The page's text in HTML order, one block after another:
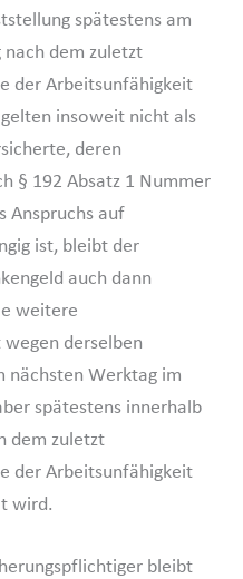
spätestens am
dem zuletzt
der Arbeitsunfähigkeit
insoweit nicht als
deren
§ 192 Absatz 1 Nummer
Anspruchs auf
ist, bleibt der
auch dann
weitere
derselben
nächsten Werktag im
spätestens innerhalb
dem zuletzt
der Arbeitsunfähigkeit
wird.
bleibt